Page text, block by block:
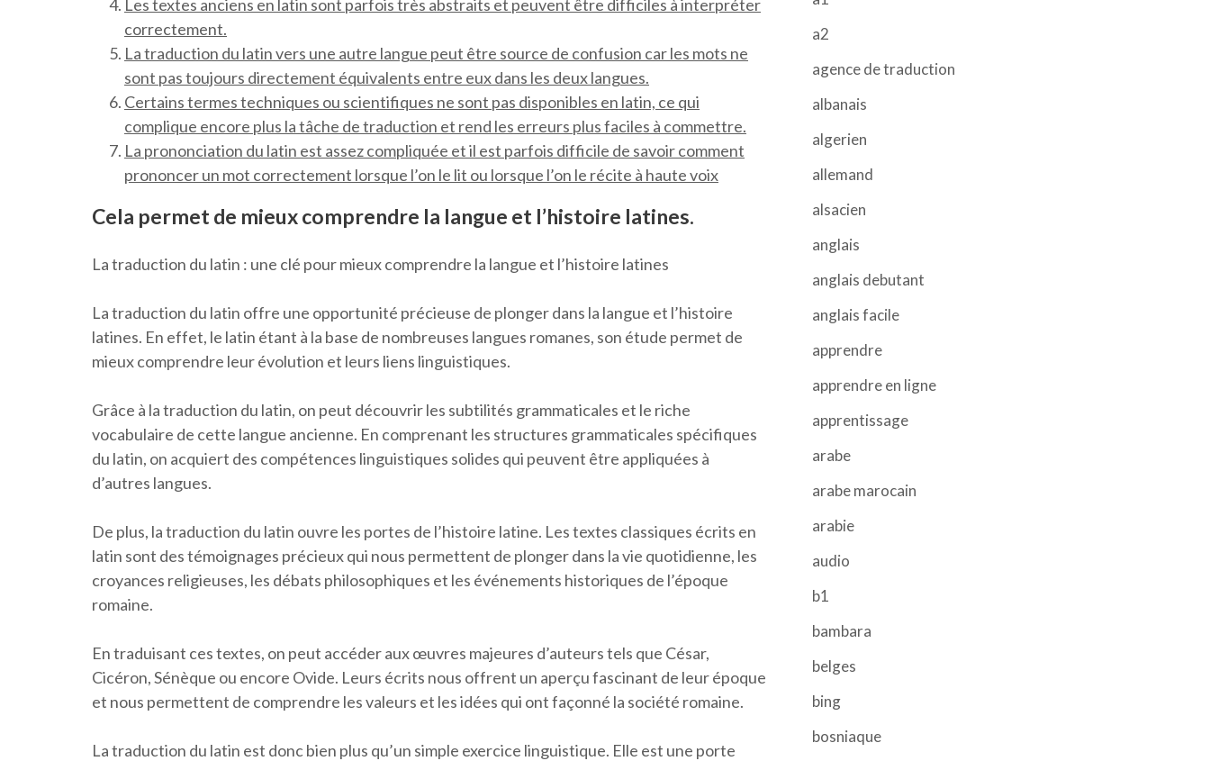
Les textes anciens en latin sont parfois très abstraits et peuvent être difficiles à interpréter
correctement.
La traduction du latin vers une autre langue peut être source de confusion car les mots ne
sont pas toujours directement équivalents entre eux dans les deux langues.
Certains termes techniques ou scientifiques ne sont pas disponibles en latin, ce qui
complique encore plus la tâche de traduction et rend les erreurs plus faciles à commettre.
La prononciation du latin est assez compliquée et il est parfois difficile de savoir comment
prononcer un mot correctement lorsque l’on le lit ou lorsque l’on le récite à haute voix
Cela permet de mieux comprendre la langue et l’histoire latines.
La traduction du latin : une clé pour mieux comprendre la langue et l’histoire latines
La traduction du latin offre une opportunité précieuse de plonger dans la langue et l’histoire
latines. En effet, le latin étant à la base de nombreuses langues romanes, son étude permet de
mieux comprendre leur évolution et leurs liens linguistiques.
Grâce à la traduction du latin, on peut découvrir les subtilités grammaticales et le riche
vocabulaire de cette langue ancienne. En comprenant les structures grammaticales spécifiques
du latin, on acquiert des compétences linguistiques solides qui peuvent être appliquées à
d’autres langues.
De plus, la traduction du latin ouvre les portes de l’histoire latine. Les textes classiques écrits en
latin sont des témoignages précieux qui nous permettent de plonger dans la vie quotidienne, les
croyances religieuses, les débats philosophiques et les événements historiques de l’époque
romaine.
En traduisant ces textes, on peut accéder aux œuvres majeures d’auteurs tels que César,
Cicéron, Sénèque ou encore Ovide. Leurs écrits nous offrent un aperçu fascinant de leur époque
et nous permettent de comprendre les valeurs et les idées qui ont façonné la société romaine.
La traduction du latin est donc bien plus qu’un simple exercice linguistique. Elle est une porte
a2
agence de traduction
albanais
algerien
allemand
alsacien
anglais
anglais debutant
anglais facile
apprendre
apprendre en ligne
apprentissage
arabe
arabe marocain
arabie
audio
b1
bambara
belges
bing
bosniaque